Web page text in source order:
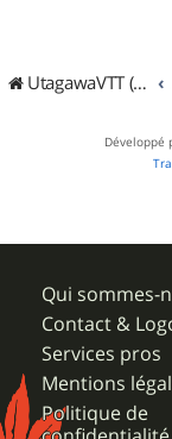
UtagawaVTT (Randos VTT et VTTAE avec traces GPS)
Développé
Qui sommes-
Contact &
Services pros
Mentions
Politique de